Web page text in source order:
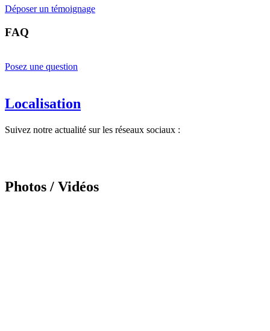
Déposer un témoignage
FAQ
Posez une question
Localisation
Suivez notre actualité sur les réseaux sociaux :
Photos / Vidéos